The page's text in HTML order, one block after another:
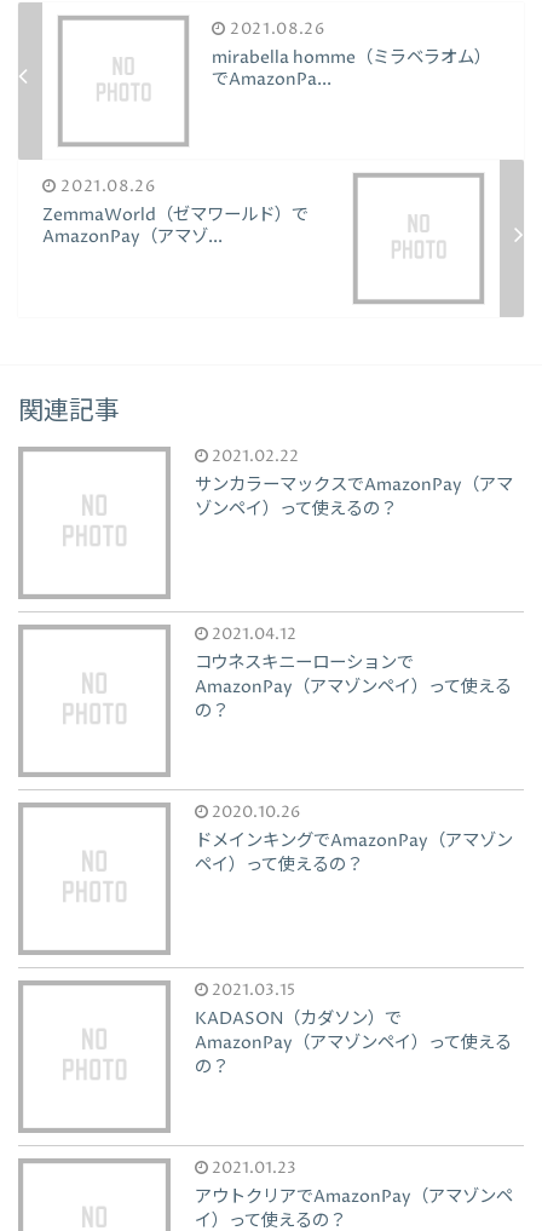
2021.08.26
mirabella homme（ミラベラオム）
でAmazonPa...
2021.08.26
ZemmaWorld（ゼマワールド）で
AmazonPay（アマゾ...
関連記事
2021.02.22
サンカラーマックスでAmazonPay（アマ
ゾンペイ）って使えるの？
2021.04.12
コウネスキニーローションで
AmazonPay（アマゾンペイ）って使える
の？
2020.10.26
ドメインキングでAmazonPay（アマゾン
ペイ）って使えるの？
2021.03.15
KADASON（カダソン）で
AmazonPay（アマゾンペイ）って使える
の？
2021.01.23
アウトクリアでAmazonPay（アマゾンペ
イ）って使えるの？